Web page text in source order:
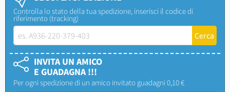
Controlla lo stato della tua spedizione, inserisci il codice di
riferimento (tracking)
INVITA UN AMICO
E GUADAGNA !!!
Per ogni spedizione di un amico invitato guadagni 0,10 €